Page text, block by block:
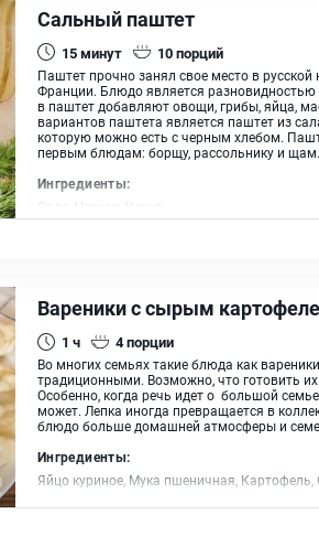
Сальный паштет
15минут 10порций
Паштет прочно занял свое место в русской
Франции. Блюдо является
в паштет добавляют овощи, грибы, яйца,
вариантов паштета является паштет из
которую можно есть с черным хлебом.
первым блюдам: борщу, рассольнику и
Ингредиенты:
Сало, Чеснок, Укроп
Вареники с сырым
1 ч 4порции
Во многих семьях такие блюда как
традиционными. Возможно, что готовить
Особенно, когда речь идет о большой
может. Лепка иногда превращается в
блюдо больше домашней атмосферы и
Ингредиенты:
Яйцо куриное, Мука пшеничная, Картофель,